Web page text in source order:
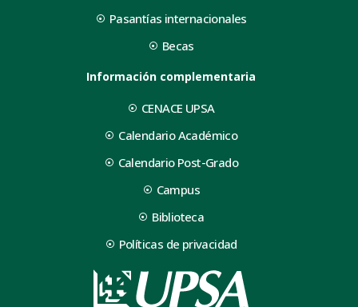
Pasantías internacionales
Becas
Información complementaria
CENACE UPSA
Calendario Académico
Calendario Post-Grado
Campus
Biblioteca
Políticas de privacidad